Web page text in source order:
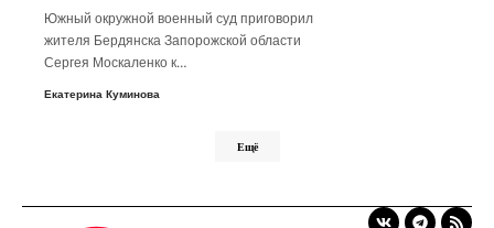
Южный окружной военный суд приговорил
жителя Бердянска Запорожской области
Сергея Москаленко к…
Екатерина Куминова
Ещё